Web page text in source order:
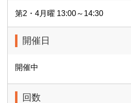
第2・4月曜 13:00～14:30
開催日
開催中
回数